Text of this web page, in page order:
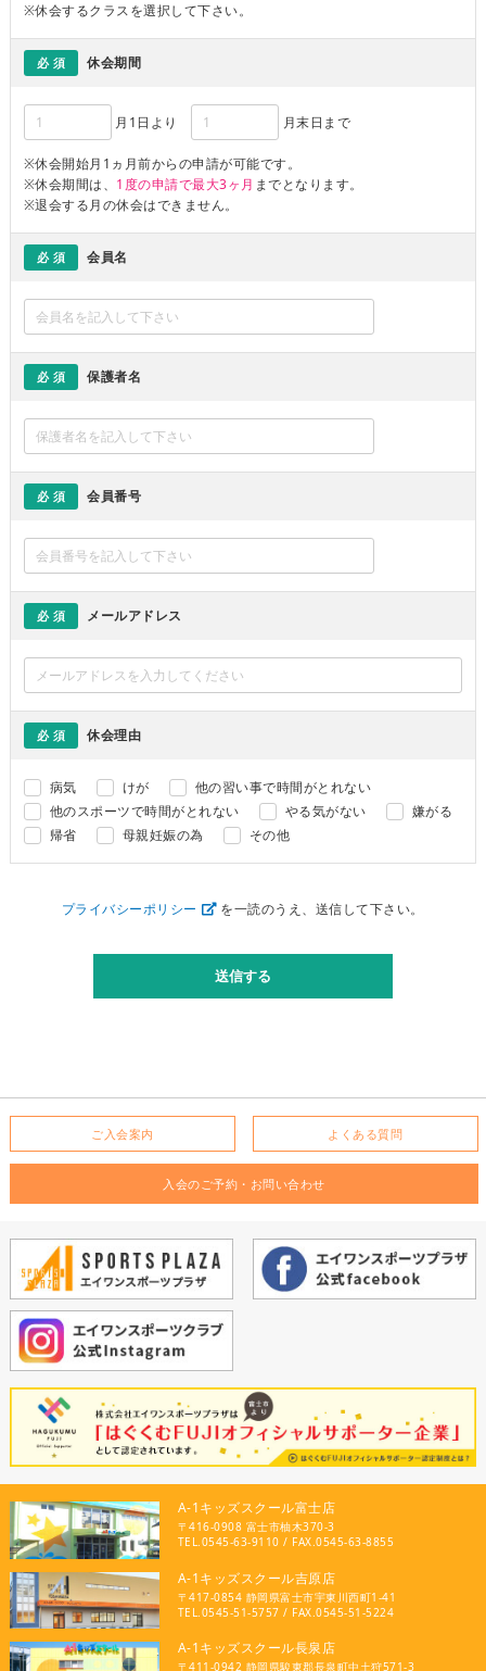
※休会するクラスを選択して下さい。
必 須 休会期間
月1日より 月末日まで
※休会開始月1ヵ月前からの申請が可能です。
※休会期間は、 1度の申請で最大3ヶ月 までとなります。
※退会する月の休会はできません。
必 須 会員名
必 須 保護者名
必 須 会員番号
必 須 メールアドレス
必 須 休会理由
病気 けが
他の習い事で時間がとれない
他のスポーツで時間がとれない
やる気がない
嫌がる
帰省
母親妊娠の為 その他
プライバシーポリシー を一読のうえ、送信して下さい。
ご入会案内 よくある質問
入会のご予約・お問い合わせ
A-1キッズスクール富士店
〒416-0908 富士市柚木370-3
TEL.0545-63-9110 / FAX.0545-63-8855
A-1キッズスクール吉原店
〒417-0854 静岡県富士市宇東川西町1-41
TEL.0545-51-5757 / FAX.0545-51-5224
A-1キッズスクール長泉店
〒411-0942 静岡県駿東郡長泉町中土狩571-3